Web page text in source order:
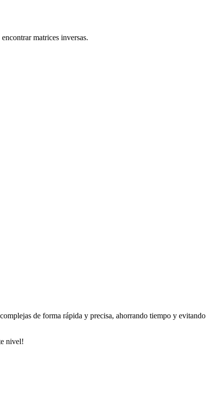
matrices inversas.
de forma rápida y precisa, ahorrando tiempo y evitando
nivel!